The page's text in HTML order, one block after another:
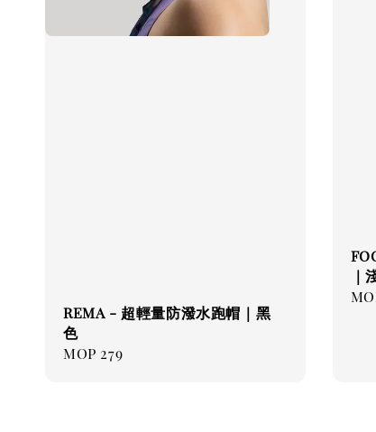
REMA - 超輕量防潑水跑帽｜黑
色
Regular
MOP 279
｜